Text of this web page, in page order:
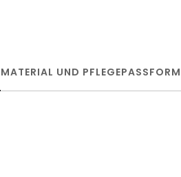
MATERIAL UND PFLEGEPASSFORM